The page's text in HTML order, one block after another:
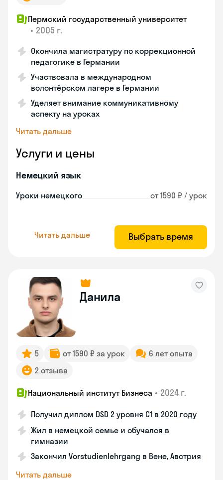
Пермский государственный университет
• 2005 г.
Окончила магистратуру по коррекционной
педагогике в Германии
Участвовала в международном
волонтёрском лагере в Германии
Уделяет внимание коммуникативному
аспекту на уроках
Читать дальше
Услуги и цены
Немецкий язык
Уроки немецкого от 1590 ₽ / урок
Читать дальше Выбрать время
Данила
5 от 1590 ₽ за урок
6 лет опыта
2 отзыва
Национальный институт Бизнеса • 2024 г.
Получил диплом DSD 2 уровня С1 в 2020 году
Жил в немецкой семье и обучался в
гимназии
Закончил Vorstudienlehrgang в Вене, Австрия
Читать дальше